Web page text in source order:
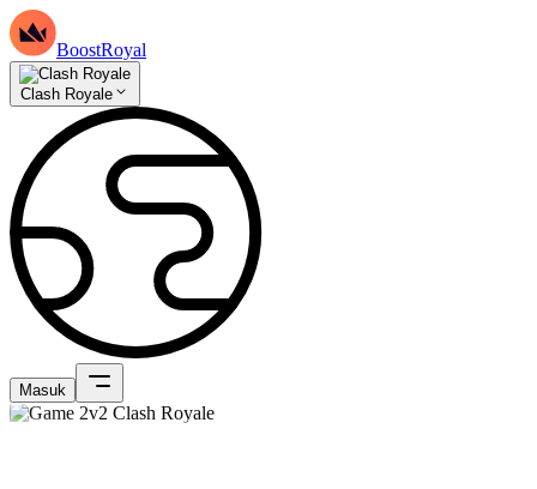
BoostRoyal
Clash Royale
Masuk